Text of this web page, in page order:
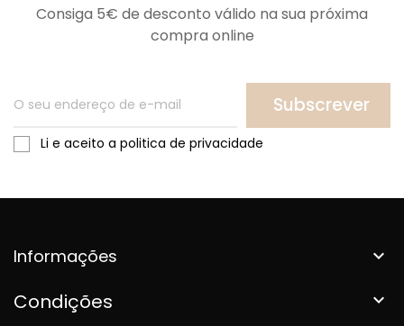
Consiga 5€ de desconto válido na sua próxima
compra online
Subscrever
Li e aceito a politica de privacidade
Informações 
Condições 